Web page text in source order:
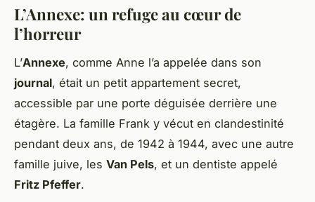
L’Annexe: un refuge au cœur de
l’horreur
L’Annexe, comme Anne l’a appelée dans son
journal, était un petit appartement secret,
accessible par une porte déguisée derrière une
étagère. La famille Frank y vécut en clandestinité
pendant deux ans, de 1942 à 1944, avec une autre
famille juive, les Van Pels, et un dentiste appelé
Fritz Pfeffer.